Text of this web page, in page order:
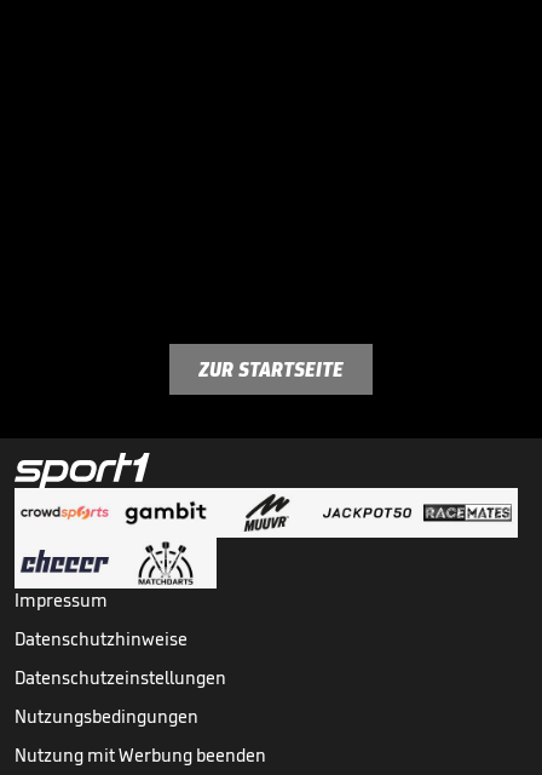
ZUR STARTSEITE
Impressum
Datenschutzhinweise
Datenschutzeinstellungen
Nutzungsbedingungen
Nutzung mit Werbung beenden